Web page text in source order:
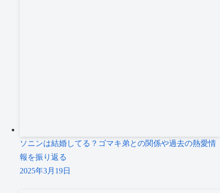
ソニンは結婚してる？ゴマキ弟との関係や過去の熱愛情
報を振り返る
2025年3月19日